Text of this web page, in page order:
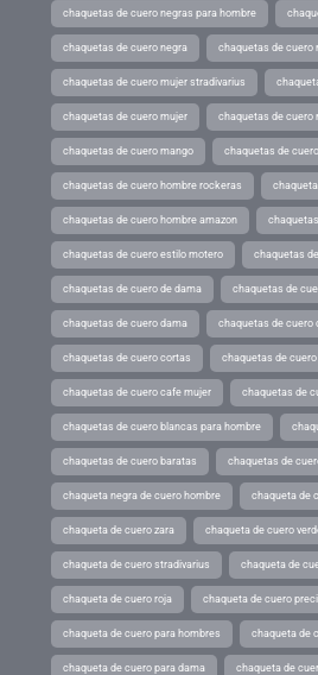
chaquetas de cuero negras para hombre
chaquetas de cuero negra chaquetas de cuero
chaquetas de cuero mujer stradivarius
chaquetas de cuero mujer chaquetas de cuero
chaquetas de cuero mango chaquetas de
chaquetas de cuero hombre rockeras
chaquetas de cuero hombre amazon
chaquetas de cuero estilo motero chaquetas
chaquetas de cuero de dama chaquetas de
chaquetas de cuero dama chaquetas de cuero
chaquetas de cuero cortas chaquetas de
chaquetas de cuero cafe mujer chaquetas de
chaquetas de cuero blancas para hombre
chaquetas de cuero baratas chaquetas de
chaqueta negra de cuero hombre chaqueta de
chaqueta de cuero zara chaqueta de cuero
chaqueta de cuero stradivarius chaqueta de
chaqueta de cuero roja chaqueta de cuero
chaqueta de cuero para hombres chaqueta de
chaqueta de cuero para dama chaqueta de